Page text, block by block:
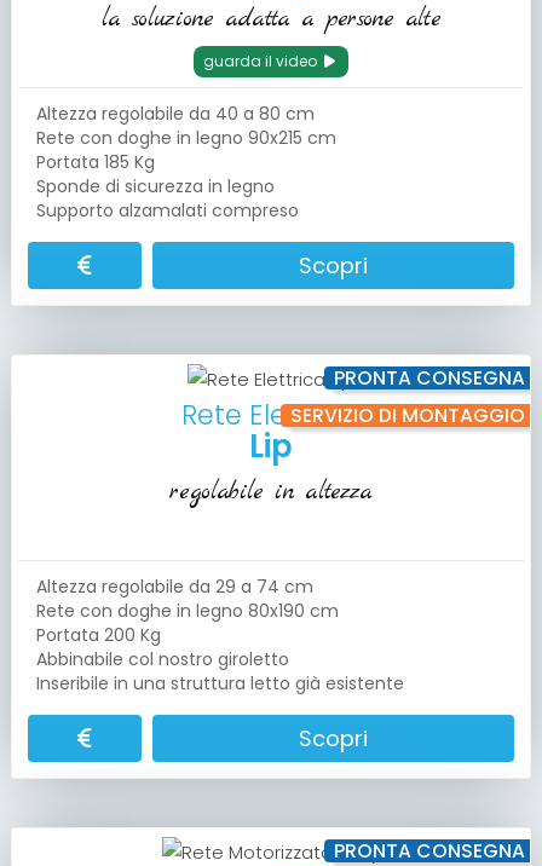
la soluzione adatta a persone alte
guarda il video
Altezza regolabile da 40 a 80 cm
Rete con doghe in legno 90x215 cm
Portata 185 Kg
Sponde di sicurezza in legno
Supporto alzamalati compreso
Scopri
PRONTA CONSEGNA
SERVIZIO DI MONTAGGIO
Rete Elettrica
Lip
regolabile in altezza
Altezza regolabile da 29 a 74 cm
Rete con doghe in legno 80x190 cm
Portata 200 Kg
Abbinabile col nostro giroletto
Inseribile in una struttura letto già esistente
Scopri
PRONTA CONSEGNA